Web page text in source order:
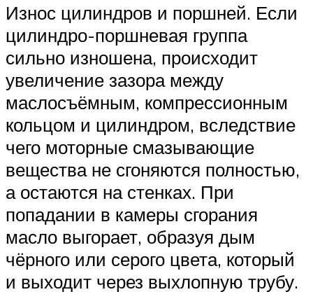
Износ цилиндров и поршней. Если
цилиндро-поршневая группа
сильно изношена, происходит
увеличение зазора между
маслосъёмным, компрессионным
кольцом и цилиндром, вследствие
чего моторные смазывающие
вещества не сгоняются полностью,
а остаются на стенках. При
попадании в камеры сгорания
масло выгорает, образуя дым
чёрного или серого цвета, который
и выходит через выхлопную трубу.